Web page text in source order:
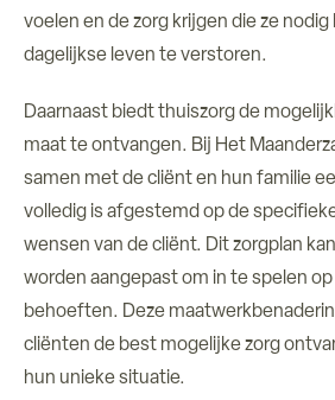
voelen en de zorg krijgen die ze
dagelijkse leven te verstoren.
Daarnaast biedt thuiszorg de
maat te ontvangen. Bij Het
samen met de cliënt en hun familie
volledig is afgestemd op de
wensen van de cliënt. Dit zorgplan
worden aangepast om in te spelen
behoeften. Deze
cliënten de best mogelijke zorg
hun unieke situatie.